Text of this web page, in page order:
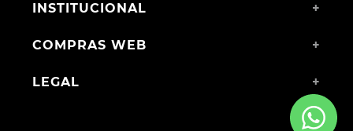
INSTITUCIONAL +
COMPRAS WEB +
LEGAL +